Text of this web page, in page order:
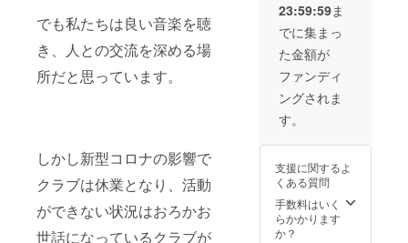
でも私たちは良い音楽を聴
き、人との交流を深める場
所だと思っています。
しかし新型コロナの影響で
クラブは休業となり、活動
ができない状況はおろかお
世話になっているクラブが
23:59:59ま
でに集まっ
た金額が
ファンディ
ングされま
す。
支援に関するよ
くある質問
手数料はいく
らかかります
か？